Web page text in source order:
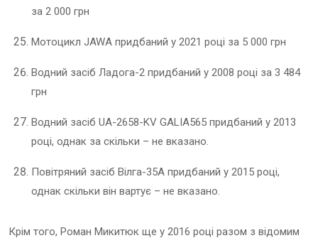
за 2 000 грн
Мотоцикл JAWA придбаний у 2021 році за 5 000 грн
Водний засіб Ладога-2 придбаний у 2008 році за 3 484
грн
Водний засіб UA-2658-KV GALIA565 придбаний у 2013
році, однак за скільки – не вказано.
Повітряний засіб Вілга-35А придбаний у 2015 році,
однак скільки він вартує – не вказано.
Крім того, Роман Микитюк ще у 2016 році разом з відомим